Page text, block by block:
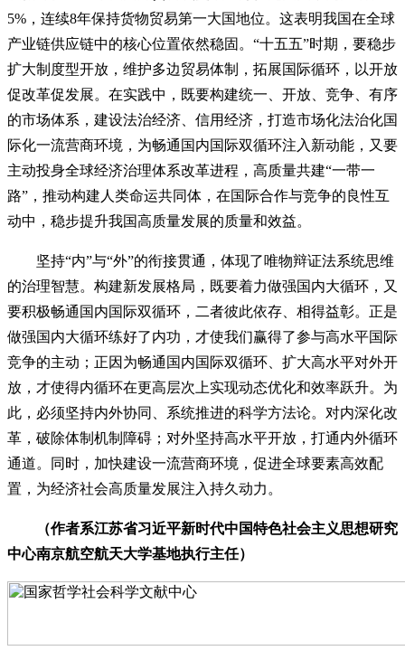
5%，连续8年保持货物贸易第一大国地位。这表明我国在全球
产业链供应链中的核心位置依然稳固。“十五五”时期，要稳步
扩大制度型开放，维护多边贸易体制，拓展国际循环，以开放
促改革促发展。在实践中，既要构建统一、开放、竞争、有序
的市场体系，建设法治经济、信用经济，打造市场化法治化国
际化一流营商环境，为畅通国内国际双循环注入新动能，又要
主动投身全球经济治理体系改革进程，高质量共建“一带一
路”，推动构建人类命运共同体，在国际合作与竞争的良性互
动中，稳步提升我国高质量发展的质量和效益。
坚持“内”与“外”的衔接贯通，体现了唯物辩证法系统思维
的治理智慧。构建新发展格局，既要着力做强国内大循环，又
要积极畅通国内国际双循环，二者彼此依存、相得益彰。正是
做强国内大循环练好了内功，才使我们赢得了参与高水平国际
竞争的主动；正因为畅通国内国际双循环、扩大高水平对外开
放，才使得内循环在更高层次上实现动态优化和效率跃升。为
此，必须坚持内外协同、系统推进的科学方法论。对内深化改
革，破除体制机制障碍；对外坚持高水平开放，打通内外循环
通道。同时，加快建设一流营商环境，促进全球要素高效配
置，为经济社会高质量发展注入持久动力。
（作者系江苏省习近平新时代中国特色社会主义思想研究
中心南京航空航天大学基地执行主任）